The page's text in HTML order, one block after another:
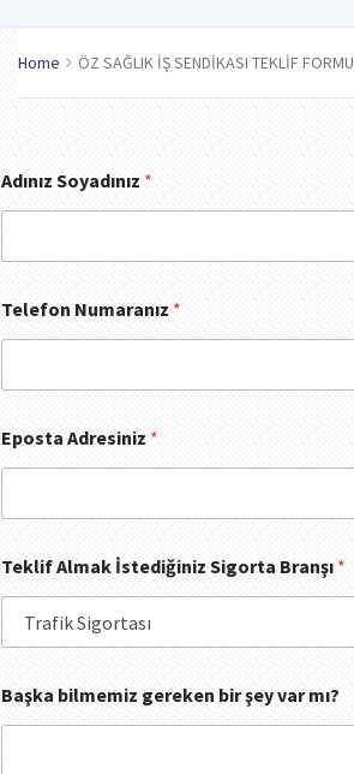
Home ÖZ SAĞLIK İŞ SENDİKASI TEKLİF FORMU
*
v
r
Adınız Soyadınız *
Telefon Numaranız *
Eposta Adresiniz *
Teklif Almak İstediğiniz Sigorta Branşı *
Başka bilmemiz gereken bir şey var mı?